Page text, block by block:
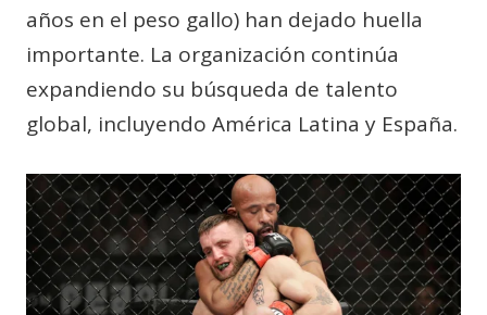
años en el peso gallo) han dejado huella
importante. La organización continúa
expandiendo su búsqueda de talento
global, incluyendo América Latina y España.